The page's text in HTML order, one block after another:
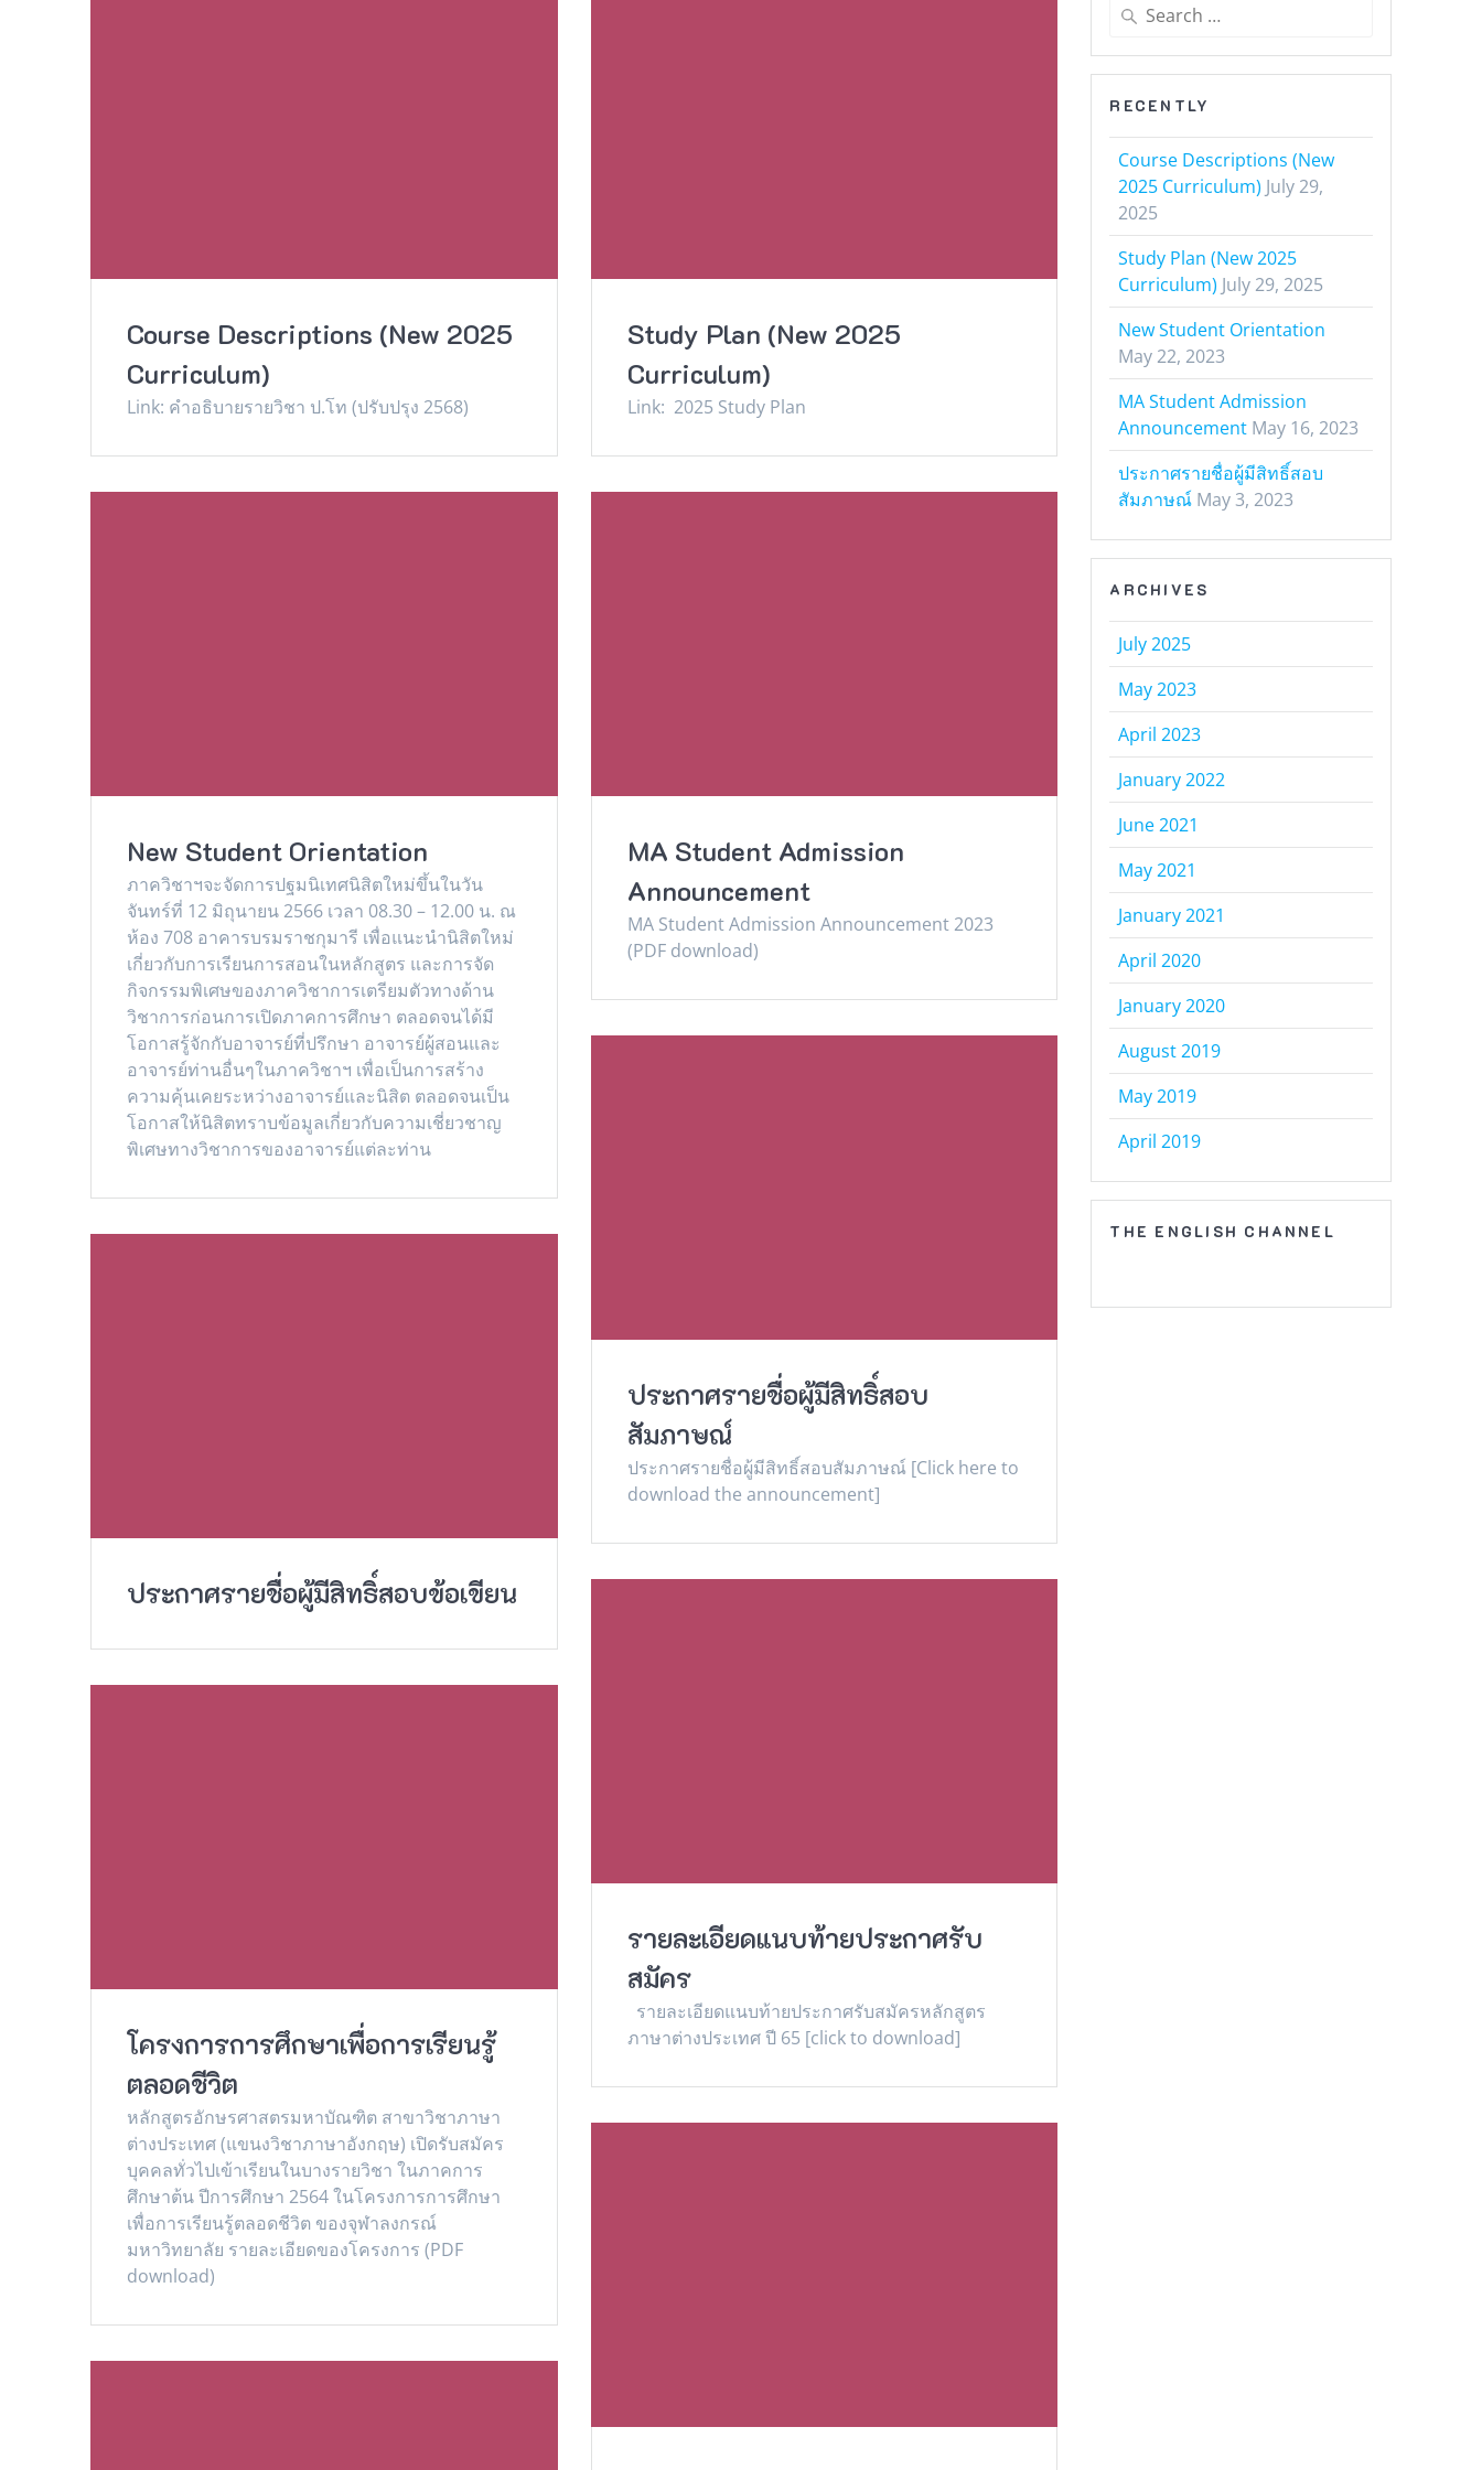
Course Descriptions (New 2025
Curriculum)
Link: คําอธิบายรายวิชา ป.โท (ปรับปรุง 2568)
Study Plan (New 2025
Curriculum)
Link: 2025 Study Plan
New Student Orientation
ภาควิชาฯจะจัดการปฐมนิเทศนิสิตใหม่ขึ้นในวัน
จันทร์ที่ 12 มิถุนายน 2566 เวลา 08.30 – 12.00 น. ณ
ห้อง 708 อาคารบรมราชกุมารี เพื่อแนะนำนิสิตใหม่
เกี่ยวกับการเรียนการสอนในหลักสูตร และการจัด
กิจกรรมพิเศษของภาควิชาการเตรียมตัวทางด้าน
วิชาการก่อนการเปิดภาคการศึกษา ตลอดจนได้มี
โอกาสรู้จักกับอาจารย์ที่ปรึกษา อาจารย์ผู้สอนและ
อาจารย์ท่านอื่นๆในภาควิชาฯ เพื่อเป็นการสร้าง
ความคุ้นเคยระหว่างอาจารย์และนิสิต ตลอดจนเป็น
โอกาสให้นิสิตทราบข้อมูลเกี่ยวกับความเชี่ยวชาญ
พิเศษทางวิชาการของอาจารย์แต่ละท่าน
MA Student Admission
Announcement
MA Student Admission Announcement 2023
(PDF download)
ประกาศรายชื่อผู้มีสิทธิ์สอบ
สัมภาษณ์
ประกาศรายชื่อผู้มีสิทธิ์สอบสัมภาษณ์ [Click here to
download the announcement]
ประกาศรายชื่อผู้มีสิทธิ์สอบข้อเขียน
รายละเอียดแนบท้ายประกาศรับ
สมัคร
รายละเอียดแนบท้ายประกาศรับสมัครหลักสูตร
ภาษาต่างประเทศ ปี 65 [click to download]
โครงการการศึกษาเพื่อการเรียนรู้
ตลอดชีวิต
หลักสูตรอักษรศาสตรมหาบัณฑิต สาขาวิชาภาษา
ต่างประเทศ (แขนงวิชาภาษาอังกฤษ) เปิดรับสมัคร
บุคคลทั่วไปเข้าเรียนในบางรายวิชา ในภาคการ
ศึกษาต้น ปีการศึกษา 2564 ในโครงการการศึกษา
เพื่อการเรียนรู้ตลอดชีวิต ของจุฬาลงกรณ์
มหาวิทยาลัย รายละเอียดของโครงการ (PDF
download)
Search
for:
RECENTLY
Course Descriptions (New
2025 Curriculum) July 29,
2025
Study Plan (New 2025
Curriculum) July 29, 2025
New Student Orientation
May 22, 2023
MA Student Admission
Announcement May 16, 2023
ประกาศรายชื่อผู้มีสิทธิ์สอบ
สัมภาษณ์ May 3, 2023
ARCHIVES
July 2025
May 2023
April 2023
January 2022
June 2021
May 2021
January 2021
April 2020
January 2020
August 2019
May 2019
April 2019
THE ENGLISH CHANNEL